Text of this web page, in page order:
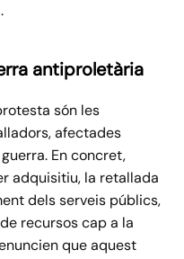
antiproletària
són les
afectades
En concret,
adquisitiu, la retallada
dels serveis públics,
recursos cap a la
que aquest